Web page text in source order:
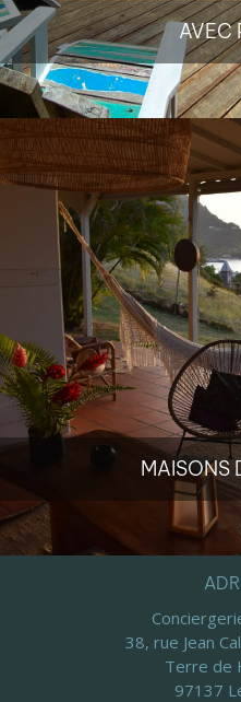
AVEC
MAISONS
38, rue Jean
Terre de
97137